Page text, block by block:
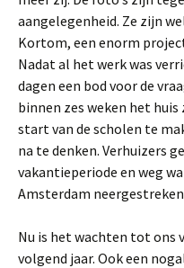
aangelegenheid. Ze zijn
Kortom, een enorm
Nadat al het werk was
dagen een bod voor de
binnen zes weken het
start van de scholen te
na te denken. Verhuizers
vakantieperiode en weg
Amsterdam
Nu is het wachten tot ons
volgend jaar. Ook een